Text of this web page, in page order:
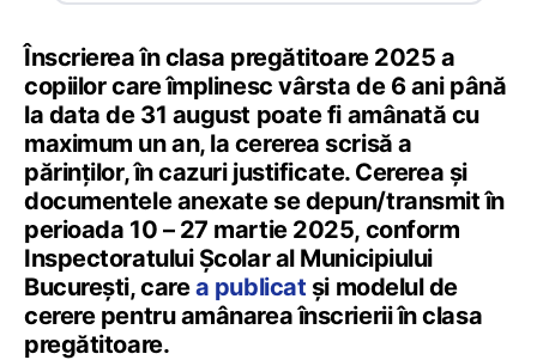
Înscrierea în clasa pregătitoare 2025 a
copiilor care împlinesc vârsta de 6 ani până
la data de 31 august poate fi amânată cu
maximum un an, la cererea scrisă a
părinților, în cazuri justificate. Cererea și
documentele anexate se depun/transmit în
perioada 10 – 27 martie 2025, conform
Inspectoratului Școlar al Municipiului
București, carea publicat și modelul de
cerere pentru amânarea înscrierii în clasa
pregătitoare.